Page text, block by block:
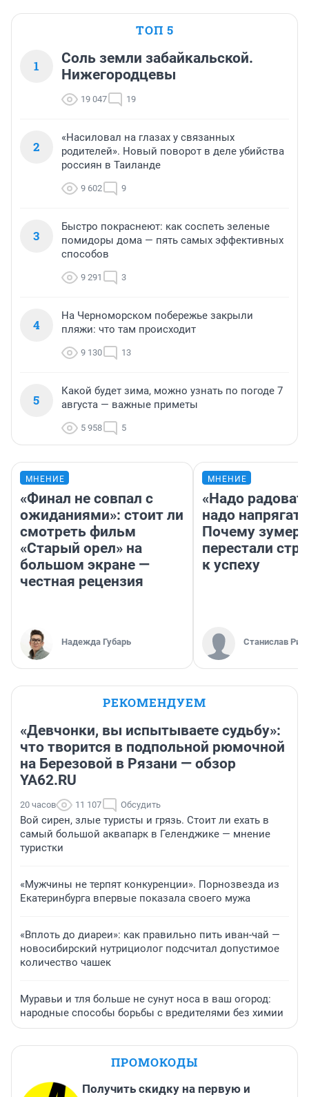
ТОП 5
1
Соль земли забайкальской.
Нижегородцевы
19 047 19
2
«Насиловал на глазах у связанных
родителей». Новый поворот в деле убийства
россиян в Таиланде
9 602 9
3
Быстро покраснеют: как соспеть зеленые
помидоры дома — пять самых эффективных
способов
9 291 3
4
На Черноморском побережье закрыли
пляжи: что там происходит
9 130 13
5
Какой будет зима, можно узнать по погоде 7
августа — важные приметы
5 958 5
МНЕНИЕ
«Финал не совпал с
ожиданиями»: стоит ли
смотреть фильм
«Старый орел» на
большом экране —
честная рецензия
Надежда Губарь
МНЕНИЕ
«Надо
надо
Почему
перестали
к успеху
Станислав
РЕКОМЕНДУЕМ
«Девчонки, вы испытываете судьбу»:
что творится в подпольной рюмочной
на Березовой в Рязани — обзор
YA62.RU
20 часов 11 107 Обсудить
Вой сирен, злые туристы и грязь. Стоит ли ехать в
самый большой аквапарк в Геленджике — мнение
туристки
«Мужчины не терпят конкуренции». Порнозвезда из
Екатеринбурга впервые показала своего мужа
«Вплоть до диареи»: как правильно пить иван-чай —
новосибирский нутрициолог подсчитал допустимое
количество чашек
Муравьи и тля больше не сунут носа в ваш огород:
народные способы борьбы с вредителями без химии
ПРОМОКОДЫ
Получить скидку на первую и